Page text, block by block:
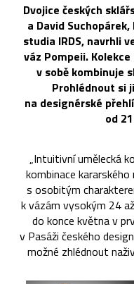
Dvojice českých
a David
studia IRDS, navrhli
váz Pompeii.
v sobě kombinuje
Prohlédnout si
na designérské
od
„Intuitivní umělecká
kombinace
s osobitým
k vázám vysokým 24
do konce května v
v Pasáži českého
možné zhlédnout